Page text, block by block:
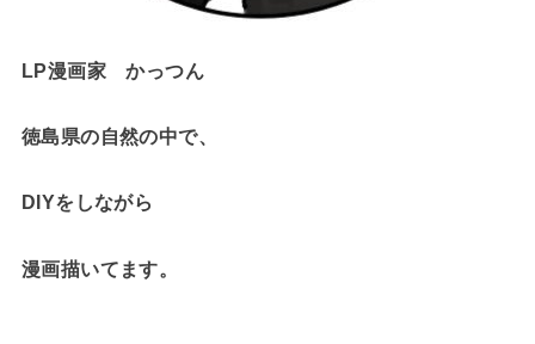
LP漫画家 かっつん
徳島県の自然の中で、
DIYをしながら
漫画描いてます。